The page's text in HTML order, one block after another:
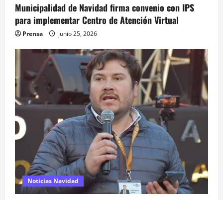
Municipalidad de Navidad firma convenio con IPS
para implementar Centro de Atención Virtual
Prensa junio 25, 2026
Noticias Navidad